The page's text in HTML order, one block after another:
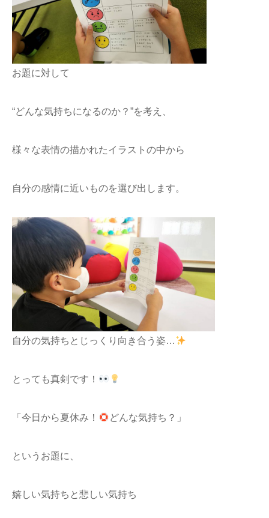
お題に対して
“どんな気持ちになるのか？”を考え、
様々な表情の描かれたイラストの中から
自分の感情に近いものを選び出します。
自分の気持ちとじっくり向き合う姿…
とっても真剣です！
「今日から夏休み！ どんな気持ち？」
というお題に、
嬉しい気持ちと悲しい気持ち